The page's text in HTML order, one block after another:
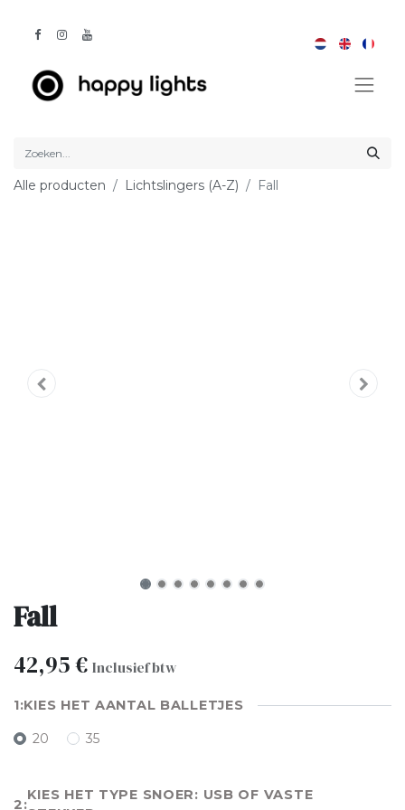
Alle producten Lichtslingers (A-Z) Fall
Fall
42,95€ Inclusief btw
KIES HET AANTAL BALLETJES
20 35
KIES HET TYPE SNOER: USB OF VASTE